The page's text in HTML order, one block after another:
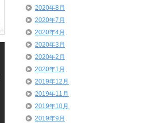
2020年8月
2020年7月
2020年4月
2020年3月
2020年2月
2020年1月
2019年12月
2019年11月
2019年10月
2019年9月